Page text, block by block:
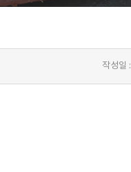
작성일 :